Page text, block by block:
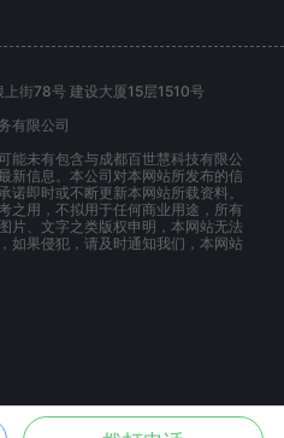
街78号 建设大厦15层1510号
有限公司
能未有包含与成都百世慧科技有限公
新信息。本公司对本网站所发布的信
诺即时或不断更新本网站所载资料。
之用，不拟用于任何商业用途，所有
片、文字之类版权申明，本网站无法
如果侵犯，请及时通知我们，本网站